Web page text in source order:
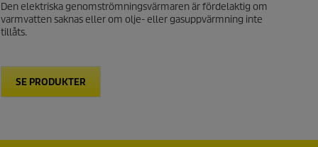
Den elektriska genomströmningsvärmaren är fördelaktig om
varmvatten saknas eller om olje- eller gasuppvärmning inte
tillåts.
SE PRODUKTER